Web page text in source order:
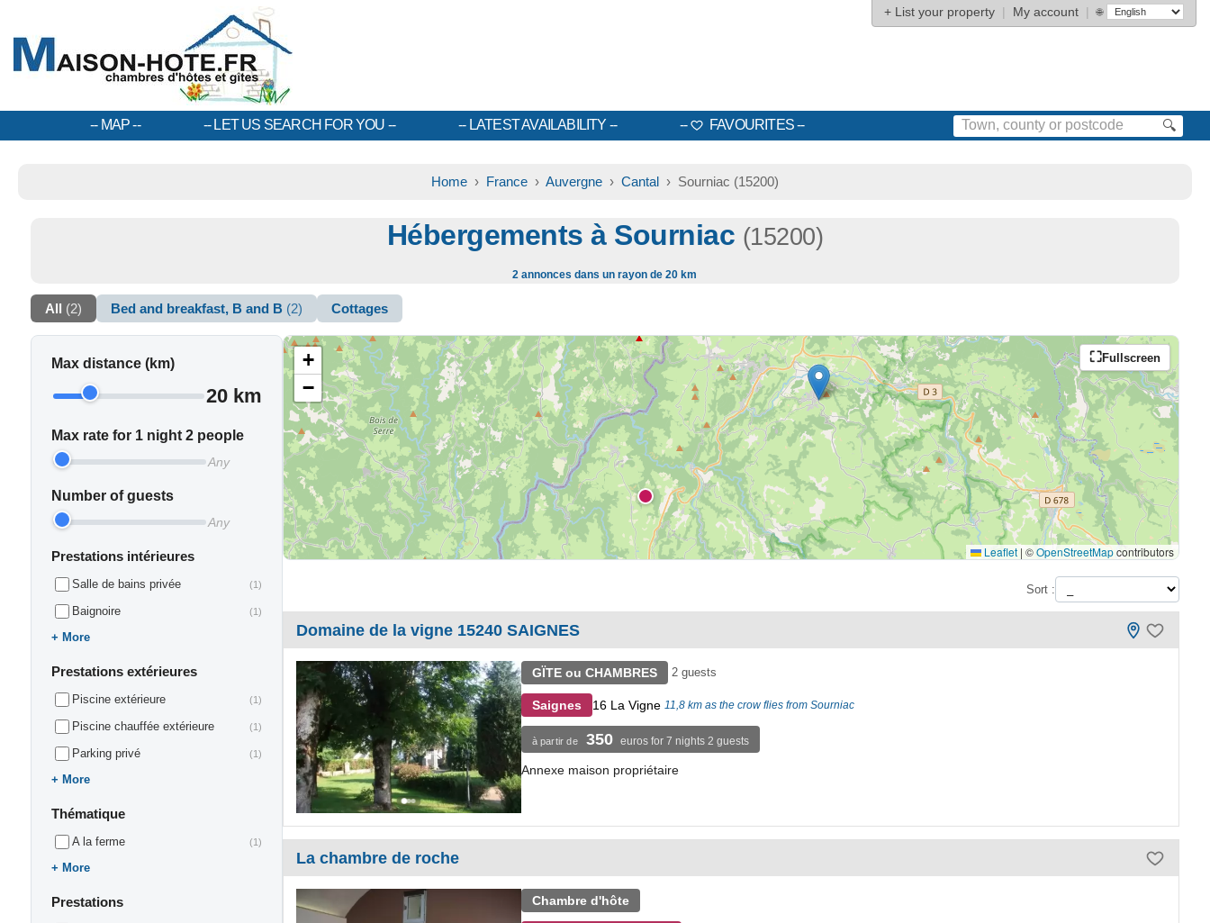
+ List your property | My account | 🌐
MAP LET US SEARCH FOR YOU LATEST AVAILABILITY FAVOURITES 🔍
Home› France› Auvergne› Cantal› Sourniac (15200)
Hébergements à Sourniac (15200)
2 annonces dans un rayon de 20 km
All (2) Bed and breakfast, B and B (2) Cottages
Max distance (km)
20 km
Max rate for 1 night 2 people
Any
Number of guests
Any
Prestations intérieures
Salle de bains privée (1)
Baignoire (1)
More
Prestations extérieures
Piscine extérieure (1)
Piscine chauffée extérieure (1)
Parking privé (1)
More
Thématique
A la ferme (1)
More
Prestations
Fullscreen
+
−
Leaflet | ©OpenStreetMapcontributors
Sort :
Domaine de la vigne 15240 SAIGNES
GÏTE ou CHAMBRES 2 guests
Saignes 16 La Vigne 11,8 km as the crow flies from Sourniac
à partir de 350 euros for 7 nights 2 guests
Annexe maison propriétaire
La chambre de roche
Chambre d'hôte